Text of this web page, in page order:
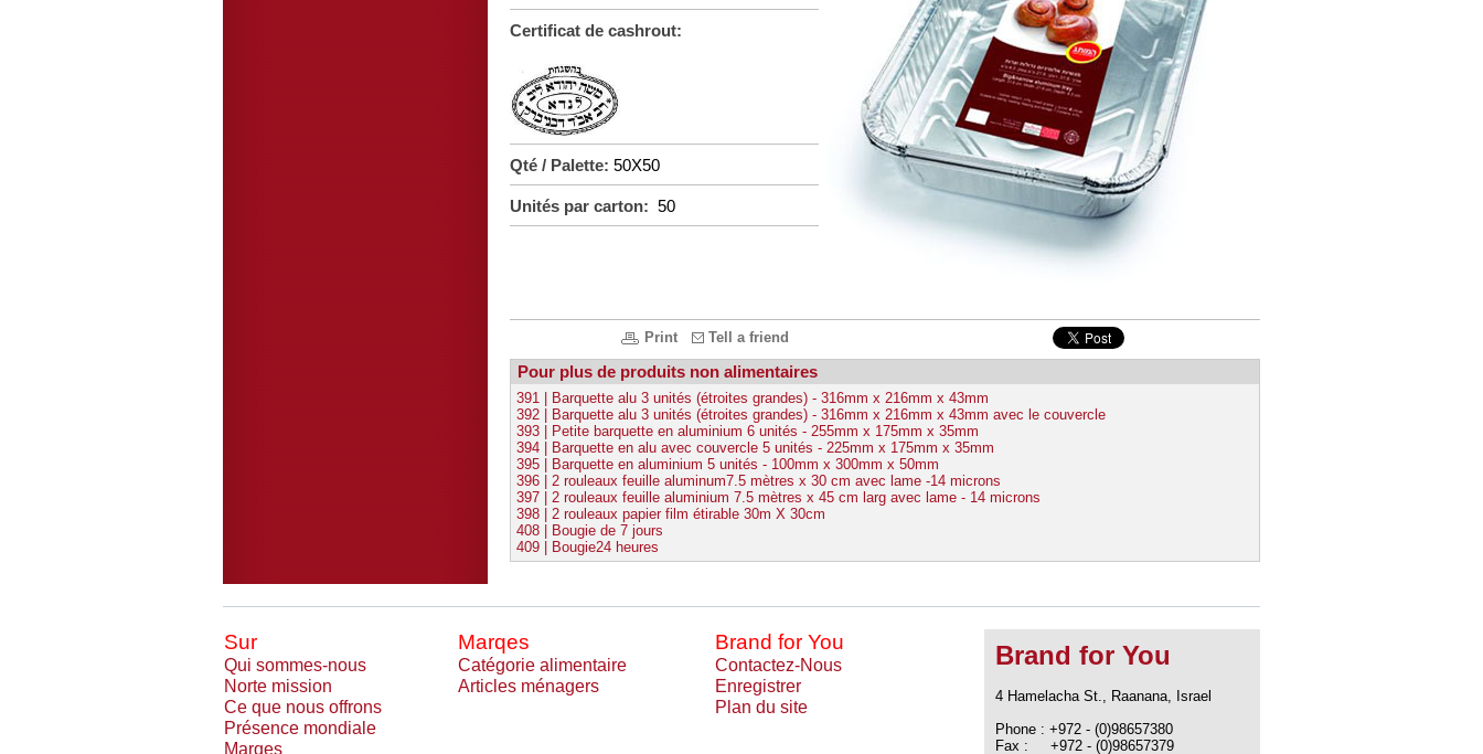
Certificat de cashrout:
Qté / Palette: 50X50
Unités par carton: 50
Print Tell a friend
Pour plus de produits non alimentaires
391 | Barquette alu 3 unités (étroites grandes) - 316mm x 216mm x 43mm
392 | Barquette alu 3 unités (étroites grandes) - 316mm x 216mm x 43mm avec le couvercle
393 | Petite barquette en aluminium 6 unités - 255mm x 175mm x 35mm
394 | Barquette en alu avec couvercle 5 unités - 225mm x 175mm x 35mm
395 | Barquette en aluminium 5 unités - 100mm x 300mm x 50mm
396 | 2 rouleaux feuille aluminum7.5 mètres x 30 cm avec lame -14 microns
397 | 2 rouleaux feuille aluminium 7.5 mètres x 45 cm larg avec lame - 14 microns
398 | 2 rouleaux papier film étirable 30m X 30cm
408 | Bougie de 7 jours
409 | Bougie24 heures
Sur Marqes Brand for You
Qui sommes-nous Catégorie alimentaire
Contactez-Nous
Norte mission
Articles ménagers
Enregistrer
Ce que nous offrons
Plan du site
Présence mondiale
Marqes
Brand for You
4 Hamelacha St., Raanana, Israel
Phone : +972 - (0)98657380
Fax : +972 - (0)98657379